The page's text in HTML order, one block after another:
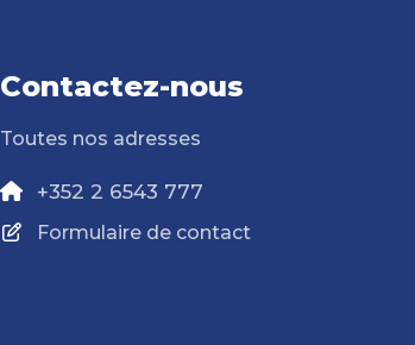
Contactez-nous
Toutes nos adresses
+352 2 6543 777
Formulaire de contact